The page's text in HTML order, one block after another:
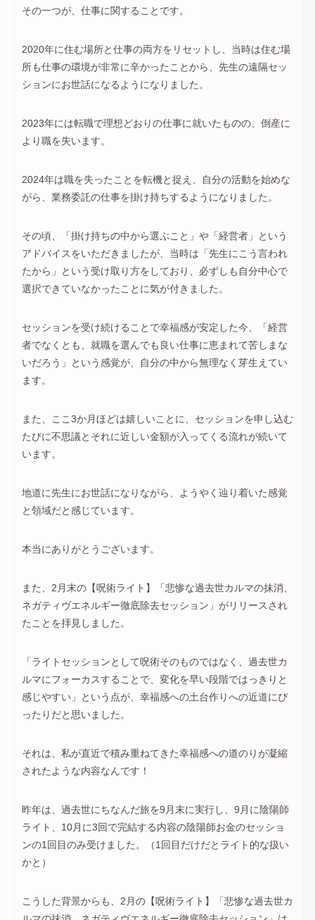
その一つが、仕事に関することです。
2020年に住む場所と仕事の両方をリセットし、当時は住む場
所も仕事の環境が非常に辛かったことから、先生の遠隔セッ
ションにお世話になるようになりました。
2023年には転職で理想どおりの仕事に就いたものの、倒産に
より職を失います。
2024年は職を失ったことを転機と捉え、自分の活動を始めな
がら、業務委託の仕事を掛け持ちするようになりました。
その頃、「掛け持ちの中から選ぶこと」や「経営者」という
アドバイスをいただきましたが、当時は「先生にこう言われ
たから」という受け取り方をしており、必ずしも自分中心で
選択できていなかったことに気が付きました。
セッションを受け続けることで幸福感が安定した今、「経営
者でなくとも、就職を選んでも良い仕事に恵まれて苦しまな
いだろう」という感覚が、自分の中から無理なく芽生えてい
ます。
また、ここ3か月ほどは嬉しいことに、セッションを申し込む
たびに不思議とそれに近しい金額が入ってくる流れが続いて
います。
地道に先生にお世話になりながら、ようやく辿り着いた感覚
と領域だと感じています。
本当にありがとうございます。
また、2月末の【呪術ライト】「悲惨な過去世カルマの抹消、
ネガティヴエネルギー徹底除去セッション」がリリースされ
たことを拝見しました。
「ライトセッションとして呪術そのものではなく、過去世カ
ルマにフォーカスすることで、変化を早い段階ではっきりと
感じやすい」という点が、幸福感への土台作りへの近道にぴ
ったりだと思いました。
それは、私が直近で積み重ねてきた幸福感への道のりが凝縮
されたような内容なんです！
昨年は、過去世にちなんだ旅を9月末に実行し、9月に陰陽師
ライト、10月に3回で完結する内容の陰陽師お金のセッショ
ンの1回目のみ受けました。（1回目だけだとライト的な扱い
かと）
こうした背景からも、2月の【呪術ライト】「悲惨な過去世カ